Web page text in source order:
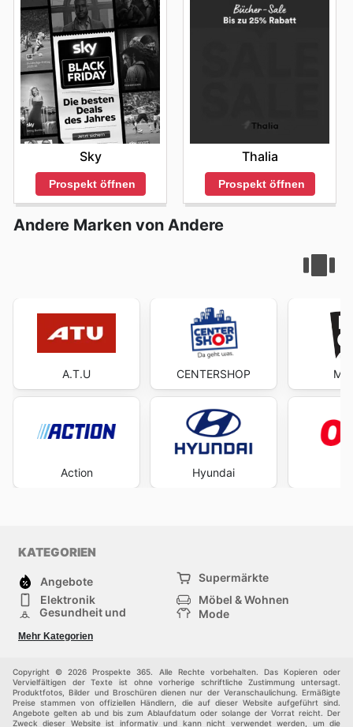
Sky
Prospekt öffnen
Thalia
Prospekt öffnen
Andere Marken von Andere
A.T.U
Action
CENTERSHOP
Hyundai
KATEGORIEN
Angebote
Supermärkte
Elektronik
Möbel & Wohnen
Gesundheit und
Mode
Sportartikel und
Sportbekleidung
Einkaufzentren
Andere
Mehr Kategorien
Copyright © 2026 Prospekte 365. Alle Rechte vorbehalten. Das Kopieren oder
Vervielfältigen der Texte ist ohne vorherige schriftliche Zustimmung untersagt.
Produktfotos, Bilder und Broschüren dienen nur der Veranschaulichung. Ermäßigte
Preise stammen von offiziellen Händlern, die auf dieser Website aufgeführt sind.
Angebote gelten ab und bis zum Ablaufdatum oder solange der Vorrat reicht. Der
Zweck dieser Website ist informativ und kann nicht verwendet werden, um die